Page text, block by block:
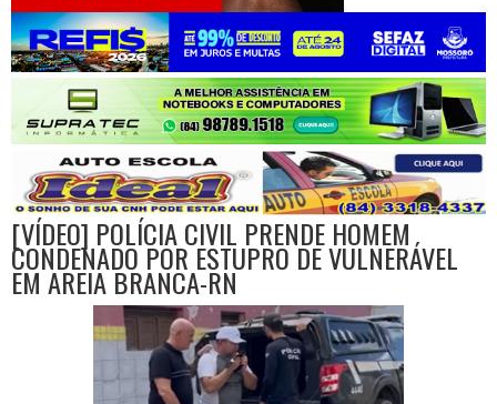
Jogue com responsabilidade. 18+
[VÍDEO] POLÍCIA CIVIL PRENDE HOMEM
CONDENADO POR ESTUPRO DE VULNERÁVEL
EM AREIA BRANCA-RN